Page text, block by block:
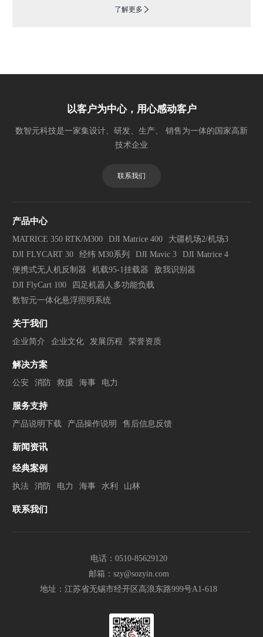
了解更多
以客户为中心，用心感动客户
数智元科技是一家集设计、研发、生产、 销售为一体的国家高新
技术企业
联系我们
产品中心
MATRICE 350 RTK/M300 DJI Matrice 400
大疆机场2/机场3
DJI FLYCART 30
经纬 M30系列 DJI Mavic 3
DJI Matrice 4
便携式无人机反制器
机载95-1挂载器
敌我识别器
DJI FlyCart 100
四足机器人多功能负载
数智元一体化悬浮照明系统
关于我们
企业简介 企业文化 发展历程 荣誉资质
解决方案
公安 消防 救援 海事 电力
服务支持
产品说明下载 产品操作说明 售后信息反馈
新闻资讯
经典案例
执法 消防 电力 海事 水利 山林
联系我们
电话：0510-85629120
邮箱：szy@sozyin.com
地址：江苏省无锡市经开区高浪东路999号A1-618